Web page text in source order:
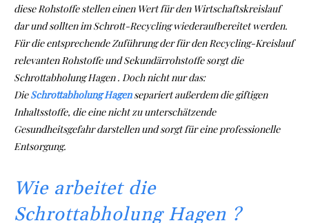
diese Rohstoffe stellen einen Wert für den Wirtschaftskreislauf
dar und sollten im Schrott-Recycling wiederaufbereitet werden.
Für die entsprechende Zuführung der für den Recycling-Kreislauf
relevanten Rohstoffe und Sekundärrohstoffe sorgt die
Schrottabholung Hagen . Doch nicht nur das:
DieSchrottabholung Hagensepariert außerdem die giftigen
Inhaltsstoffe, die eine nicht zu unterschätzende
Gesundheitsgefahr darstellen und sorgt für eine professionelle
Entsorgung.
Wie arbeitet die
Schrottabholung Hagen ?